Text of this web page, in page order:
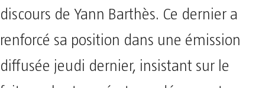
discours de Yann Barthès. Ce dernier a
renforcé sa position dans une émission
diffusée jeudi dernier, insistant sur le